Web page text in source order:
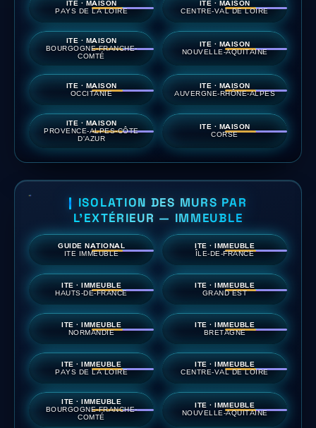
ITE · MAISON
PAYS DE LA LOIRE
ITE · MAISON
CENTRE-VAL DE LOIRE
ITE · MAISON
BOURGOGNE-FRANCHE-
COMTÉ
ITE · MAISON
NOUVELLE-AQUITAINE
ITE · MAISON
OCCITANIE
ITE · MAISON
AUVERGNE-RHÔNE-ALPES
ITE · MAISON
PROVENCE-ALPES-CÔTE
D'AZUR
ITE · MAISON
CORSE
ISOLATION DES MURS PAR
L'EXTÉRIEUR — IMMEUBLE
GUIDE NATIONAL
ITE IMMEUBLE
ITE · IMMEUBLE
ÎLE-DE-FRANCE
ITE · IMMEUBLE
HAUTS-DE-FRANCE
ITE · IMMEUBLE
GRAND EST
ITE · IMMEUBLE
NORMANDIE
ITE · IMMEUBLE
BRETAGNE
ITE · IMMEUBLE
PAYS DE LA LOIRE
ITE · IMMEUBLE
CENTRE-VAL DE LOIRE
ITE · IMMEUBLE
BOURGOGNE-FRANCHE-
COMTÉ
ITE · IMMEUBLE
NOUVELLE-AQUITAINE